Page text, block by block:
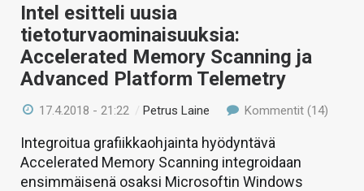
Intel esitteli uusia
tietoturvaominaisuuksia:
Accelerated Memory Scanning ja
Advanced Platform Telemetry
17.4.2018 - 21:22 /Petrus Laine Kommentit (14)
Integroitua grafiikkaohjainta hyödyntävä
Accelerated Memory Scanning integroidaan
ensimmäisenä osaksi Microsoftin Windows